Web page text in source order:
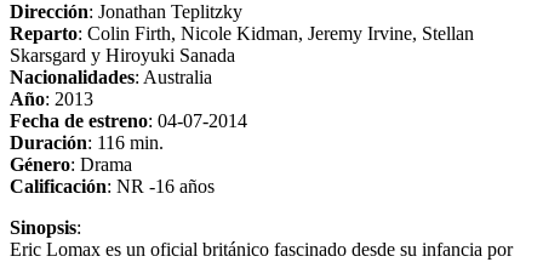
Dirección: Jonathan Teplitzky
Reparto: Colin Firth, Nicole Kidman, Jeremy Irvine, Stellan
Skarsgard y Hiroyuki Sanada
Nacionalidades: Australia
Año: 2013
Fecha de estreno: 04-07-2014
Duración: 116 min.
Género: Drama
Calificación: NR -16 años
Sinopsis:
Eric Lomax es un oficial británico fascinado desde su infancia por